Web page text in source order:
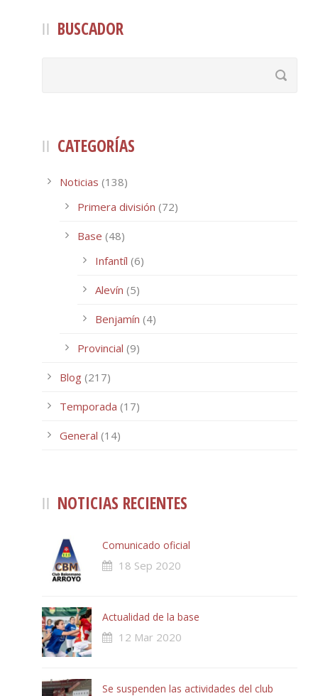
BUSCADOR
CATEGORÍAS
Noticias (138)
Primera división (72)
Base (48)
Infantíl (6)
Alevín (5)
Benjamín (4)
Provincial (9)
Blog (217)
Temporada (17)
General (14)
NOTICIAS RECIENTES
Comunicado oficial
18 Sep 2020
Actualidad de la base
12 Mar 2020
Se suspenden las actividades del club